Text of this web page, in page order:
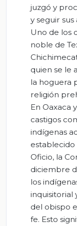
juzgó y
y seguir
Uno de los
noble de
quien se le
la hoguera
religión
En Oaxaca
castigos
indígenas
Oficio, la
diciembre
los
inquisitorial
del obispo
fe. Esto